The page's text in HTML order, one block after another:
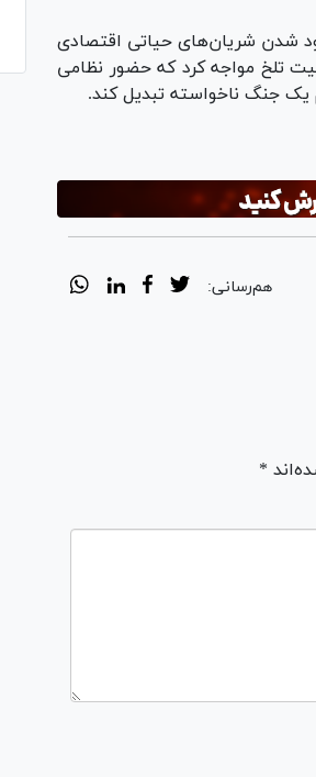
شدن شریان‌های حیاتی اقتصادی
تلخ مواجه کرد که حضور نظامی
یک جنگ ناخواسته تبدیل کند.
هم‌رسانی:
*